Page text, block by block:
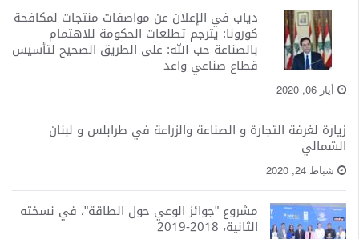
دياب في الإعلان عن مواصفات منتجات لمكافحة
كورونا: يترجم تطلعات الحكومة للاهتمام
بالصناعة حب الله: على الطريق الصحيح لتأسيس
قطاع صناعي واعد
أيار 06, 2020
زيارة لغرفة التجارة و الصناعة والزراعة في طرابلس و لبنان
الشمالي
شباط 24, 2020
مشروع "جوائز الوعي حول الطاقة"، في نسخته
الثانية، 2018-2019